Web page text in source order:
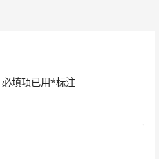
必填项已用*标注